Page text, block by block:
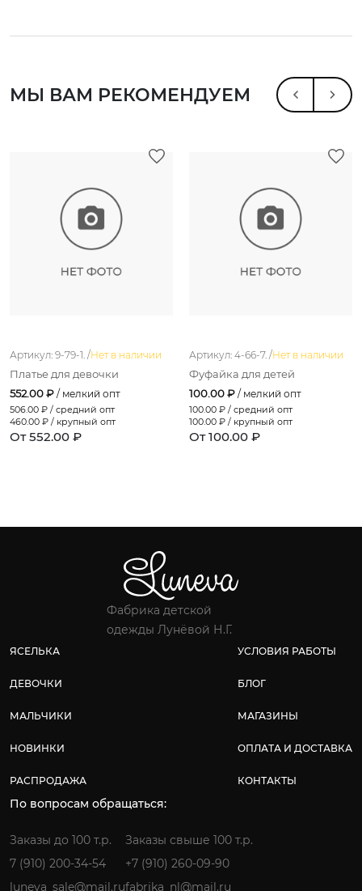
МЫ ВАМ РЕКОМЕНДУЕМ
Артикул: 9-79-1. /Нет в наличии
Платье для девочки
552.00 ₽ / мелкий опт
506.00 ₽ / средний опт
460.00 ₽ / крупный опт
От 552.00 ₽
Артикул: 4-66-7. /Нет в наличии
Фуфайка для детей
100.00 ₽ / мелкий опт
100.00 ₽ / средний опт
100.00 ₽ / крупный опт
От 100.00 ₽
Фабрика детской
одежды Лунёвой Н.Г.
ЯСЕЛЬКА
ДЕВОЧКИ
МАЛЬЧИКИ
НОВИНКИ
РАСПРОДАЖА
УСЛОВИЯ РАБОТЫ
БЛОГ
МАГАЗИНЫ
ОПЛАТА И ДОСТАВКА
КОНТАКТЫ
По вопросам обращаться:
Заказы до 100 т.р.
7 (910) 200-34-54
luneva_sale@mail.ru
Заказы свыше 100 т.р.
+7 (910) 260-09-90
fabrika_nl@mail.ru